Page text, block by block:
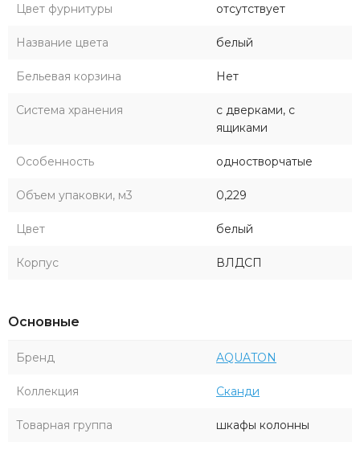
Цвет фурнитуры отсутствует
Название цвета белый
Бельевая корзина Нет
Система хранения
с дверками, с
ящиками
Особенность одностворчатые
Объем упаковки, м3 0,229
Цвет белый
Корпус ВЛДСП
Основные
Бренд AQUATON
Коллекция Сканди
Товарная группа шкафы колонны